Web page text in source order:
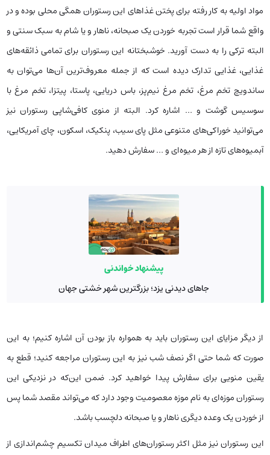
مواد اولیه به کار رفته برای پختن غذاهای این رستوران همگی محلی بوده و در
واقع شما قرار است تجربه خوردن یک صبحانه، ناهار و یا شام به سبک سنتی و
البته ترکی را به دست آورید. خوشبختانه این رستوران برای تمامی ذائقه‌های
غذایی، غذایی تدارک دیده است که از جمله معروف‌ترین آن‌ها می‌توان به
ساندویچ تخم‌ مرغ، تخم‌ مرغ نیم‌پز، باس دریایی، پاستا، پیتزا، تخم‌ مرغ با
سوسیس گوشت و … اشاره کرد. البته از منوی کافی‌شاپی رستوران نیز
می‌توانید خوراکی‌های متنوعی مثل پای سیب، پنکیک، اسکون، چای آمریکایی،
آبمیوه‌های تازه از هر میوه‌ای و … سفارش دهید.
پیشنهاد خواندنی
جاهای دیدنی یزد؛ بزرگترین شهر خشتی جهان
از دیگر مزایای این رستوران باید به همواره باز بودن آن اشاره کنیم؛ به این
صورت که شما حتی اگر نصف شب نیز به این رستوران مراجعه کنید؛ قطع به
یقین منویی برای سفارش پیدا خواهید کرد. ضمن این‌که در نزدیکی این
رستوران موزه‌ای به نام موزه معصومیت وجود دارد که می‌تواند مقصد شما پس
از خوردن یک وعده دیگری ناهار و یا صبحانه‌ دلچسب باشد.
این رستوران نیز مثل اکثر رستوران‌های اطراف میدان تکسیم چشم‌اندازی از